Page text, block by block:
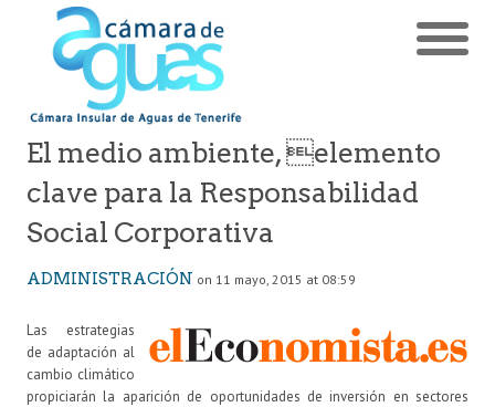
El medio ambiente, elemento
clave para la Responsabilidad
Social Corporativa
ADMINISTRACIÓN on 11 mayo, 2015 at 08:59
Las estrategias
de adaptación al
cambio climático
propiciarán la aparición de oportunidades de inversión en sectores